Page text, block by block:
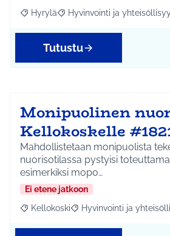
Rajaa tulokset aihepiirin mukaan:
Hyrylä Rajaa tulokset teeman
Hyvinvointi ja
Tutustu
Monipuolinen
Kellokoskelle
Mahdollistetaan monipuolista
nuorisotilassa pystyisi
esimerkiksi mopo…
Ei etene jatkoon
Rajaa tulokset aihepiirin mukaan:
Kellokoski Rajaa tulokset teeman
Hyvinvointi ja